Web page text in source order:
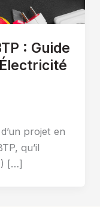
: Guide
projet en
qu’il
[…]